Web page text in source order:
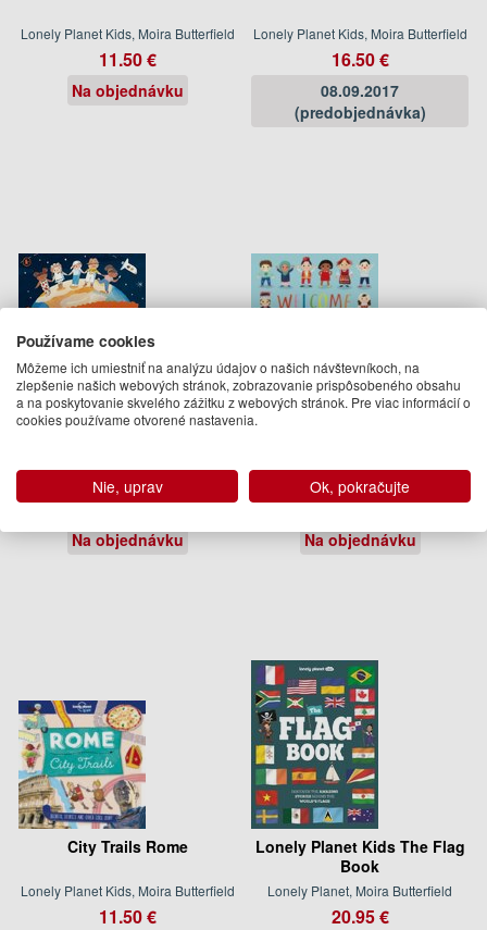
Lonely Planet Kids, Moira Butterfield
11.50 €
Na objednávku
Lonely Planet Kids, Moira Butterfield
16.50 €
08.09.2017
(predobjednávka)
My Big Book of Questions
Moira Butterfield
14.95 €
Na objednávku
Welcome to Our World A
Moira Butterfield
18.95 €
Na objednávku
City Trails Rome
Lonely Planet Kids, Moira Butterfield
11.50 €
Lonely Planet Kids The Flag
Book
Lonely Planet, Moira Butterfield
20.95 €
Používame cookies
Môžeme ich umiestniť na analýzu údajov o našich návštevníkoch, na
zlepšenie našich webových stránok, zobrazovanie prispôsobeného obsahu
a na poskytovanie skvelého zážitku z webových stránok. Pre viac informácií o
cookies používame otvorené nastavenia.
Nie, uprav Ok, pokračujte